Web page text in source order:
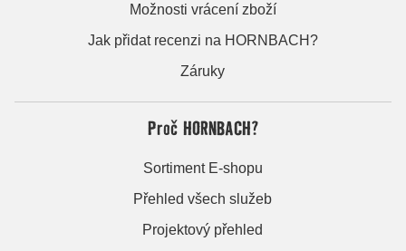
Možnosti vrácení zboží
Jak přidat recenzi na HORNBACH?
Záruky
Proč HORNBACH?
Sortiment E-shopu
Přehled všech služeb
Projektový přehled